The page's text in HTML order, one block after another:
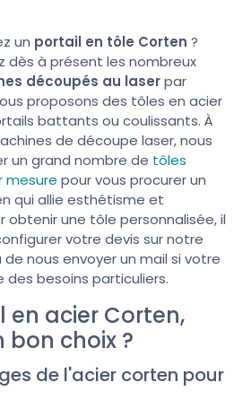
un portail en tôle Corten ?
dès à présent les nombreux
découpés au laserpar
proposons des tôles en acier
battants ou coulissants. À
de découpe laser, nous
un grand nombre de tôles
mesure pour vous procurer un
qui allie esthétisme et
obtenir une tôle personnalisée, il
votre devis sur notre
nous envoyer un mail si votre
besoins particuliers.
en acier Corten,
choix ?
de l'acier corten pour